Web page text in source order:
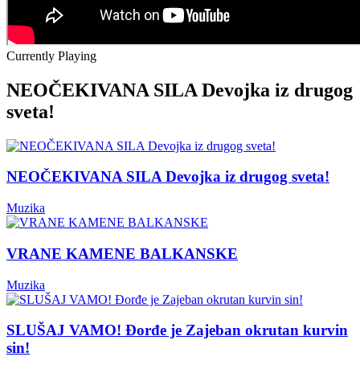
Currently Playing
NEOČEKIVANA SILA Devojka iz drugog
sveta!
NEOČEKIVANA SILA Devojka iz drugog sveta!
Muzika
VRANE KAMENE BALKANSKE
Muzika
SLUŠAJ VAMO! Đorđe je Zajeban okrutan kurvin
sin!